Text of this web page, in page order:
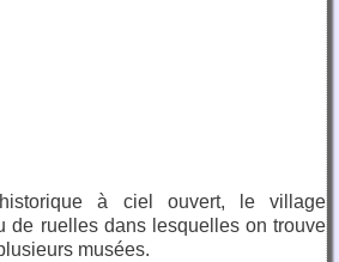
à ciel ouvert, le village
de ruelles dans lesquelles on trouve
musées.